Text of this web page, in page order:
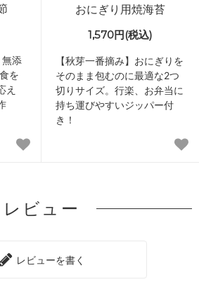
添
を
え
おにぎり用焼海苔
1,570円(税込)
【秋芽一番摘み】おにぎりを
そのまま包むのに最適な2つ
切りサイズ。行楽、お弁当に
持ち運びやすいジッパー付
き！
レビュー
レビューを書く